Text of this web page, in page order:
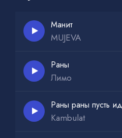
Манит
MUJEVA
Раны
Лимо
Раны раны пусть
Kambulat